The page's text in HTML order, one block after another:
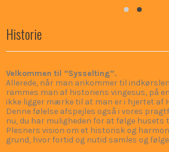
Historie
Velkommen til ”Sysselting”.
Allerede, når man ankommer til indkørslen